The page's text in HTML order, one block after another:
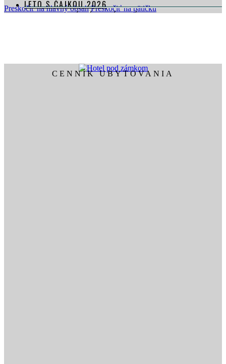
Preskočiť na hlavný obsah Preskočiť na pätičku
LETO S ČAJKOU 2026
SEPTEMBROVÝ KÚPEĽNÝ BALÍK
WELLNESS & FITNESS
KONTAKTUJTE NÁS
CENNÍK UBYTOVANIA